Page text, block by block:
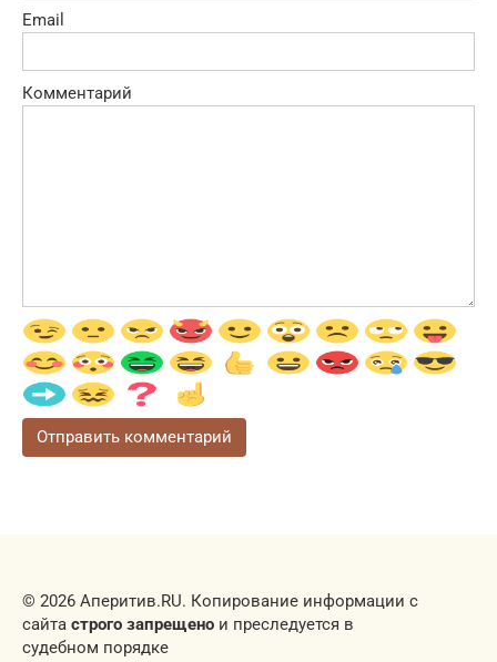
Email
Комментарий
© 2026 Аперитив.RU. Копирование информации с
сайта строго запрещено и преследуется в
судебном порядке